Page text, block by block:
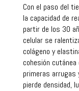
Con el paso del
la capacidad de
partir de los 30
celular se
colágeno y
cohesión
primeras arrugas
pierde densidad,